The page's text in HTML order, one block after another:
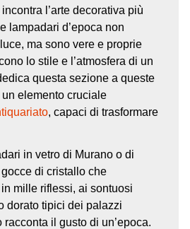
l’arte decorativa più
lampadari d’epoca non
ma sono vere e proprie
lo stile e l’atmosfera di un
questa sezione a queste
elemento cruciale
, capaci di trasformare
in vetro di Murano o di
di cristallo che
mille riflessi, ai sontuosi
dorato tipici dei palazzi
il gusto di un’epoca.